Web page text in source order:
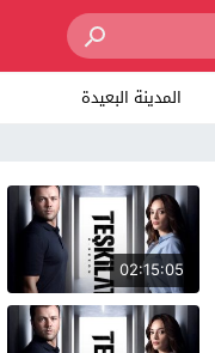
المدينة البعيدة
02:15:05